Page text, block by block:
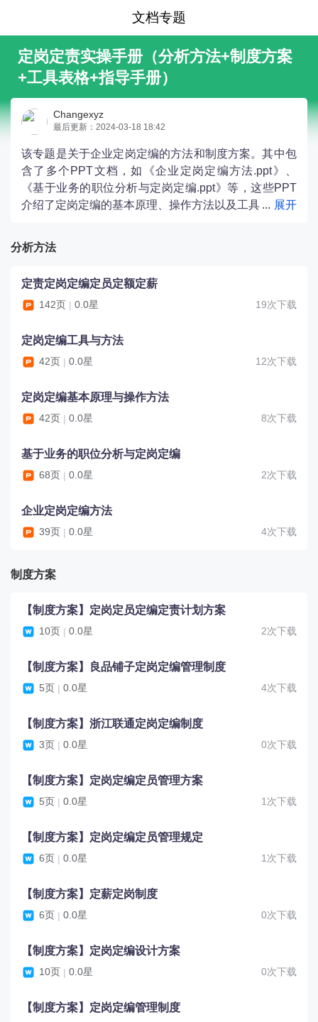
文档专题
定岗定责实操手册（分析方法+制度方案
+工具表格+指导手册）
Changexyz
最后更新：2024-03-18 18:42
该专题是关于企业定岗定编的方法和制度方案。其中包
含了多个PPT文档，如《企业定岗定编方法.ppt》、
《基于业务的职位分析与定岗定编.ppt》等，这些PPT
介绍了定岗定编的基本原理、操作方法以及工具
岗定编定员定责实施方案.doc》、《员工定岗定薪及晋
升办法.doc》等，这些制度方案详细规定了定岗定编的
括了多个工具表格的文档，如《人力资源部岗位编
制.xls》、《人员定岗定编表-职位序列体系部门-模
定编定员的统计以及定岗定编的明细记录等。最后，还
有一些指导手册的文档，如《OD管理中的“六定”操
提供了关于定岗定编的操作指南和基础知识。整个专题
具表格和指导手册等内容。
分析方法
定责定岗定编定员定额定薪
142页 | 0.0星 19次下载
定岗定编工具与方法
42页 | 0.0星 12次下载
定岗定编基本原理与操作方法
42页 | 0.0星 8次下载
基于业务的职位分析与定岗定编
68页 | 0.0星 2次下载
企业定岗定编方法
39页 | 0.0星 4次下载
制度方案
【制度方案】定岗定员定编定责计划方案
10页 | 0.0星 2次下载
【制度方案】良品铺子定岗定编管理制度
5页 | 0.0星 4次下载
【制度方案】浙江联通定岗定编制度
3页 | 0.0星 0次下载
【制度方案】定岗定编定员管理方案
5页 | 0.0星 1次下载
【制度方案】定岗定编定员管理规定
6页 | 0.0星 1次下载
【制度方案】定薪定岗制度
6页 | 0.0星 0次下载
【制度方案】定岗定编设计方案
10页 | 0.0星 0次下载
【制度方案】定岗定编管理制度